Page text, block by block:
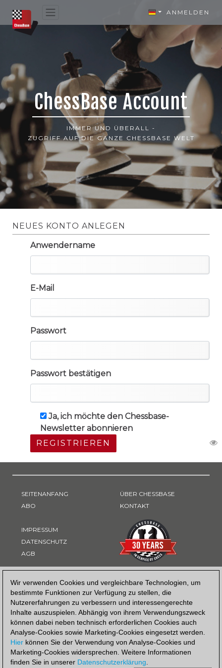
Wir verwenden Cookies und vergleichbare Technologien, um
bestimmte Funktionen zur Verfügung zu stellen, die
Nutzererfahrungen zu verbessern und interessengerechte
Inhalte auszuspielen. Abhängig von ihrem Verwendungszweck
können dabei neben technisch erforderlichen Cookies auch
Analyse-Cookies sowie Marketing-Cookies eingesetzt werden.
Hier können Sie der Verwendung von Analyse-Cookies und
Marketing-Cookies widersprechen. Weitere Informationen
finden Sie in unserer Datenschutzerklärung.
ANMELDEN
ChessBase Account
IMMER UND ÜBERALL -
ZUGRIFF AUF DIE GANZE CHESSBASE WELT
NEUES KONTO ANLEGEN
Anwendername
E-Mail
Passwort
Passwort bestätigen
Ja, ich möchte den Chessbase-
Newsletter abonnieren
REGISTRIEREN
SEITENANFANG
ABO
IMPRESSUM
DATENSCHUTZ
AGB
ÜBER CHESSBASE
KONTAKT
ZAHLUNGSART